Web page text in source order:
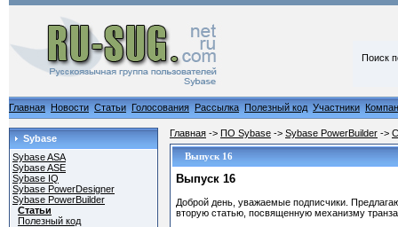
Поиск
Главная Новости Статьи Голосования Рассылка Полезный код Участники
Sybase
Sybase ASA
Sybase ASE
Sybase IQ
Sybase PowerDesigner
Sybase PowerBuilder
Статьи
Полезный код
Главная -> ПО Sybase -> Sybase PowerBuilder ->
Выпуск 16
Выпуск 16
Доброй день, уважаемые подписчики.
вторую статью, посвященную механизму